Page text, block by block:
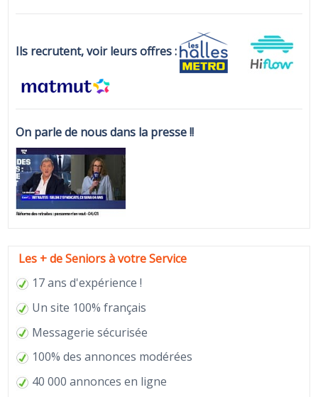
Ils recrutent, voir leurs offres :
On parle de nous dans la presse !!
Les + de Seniors à votre Service
17 ans d'expérience !
Un site 100% français
Messagerie sécurisée
100% des annonces modérées
40 000 annonces en ligne